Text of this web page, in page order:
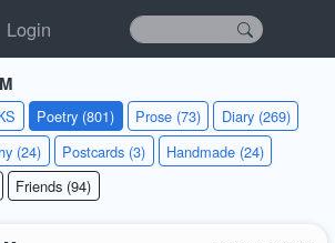
Login
Poetry (801) Prose (73)
Diary (269)
(24)
Postcards (3)
Handmade (24)
Friends (94)